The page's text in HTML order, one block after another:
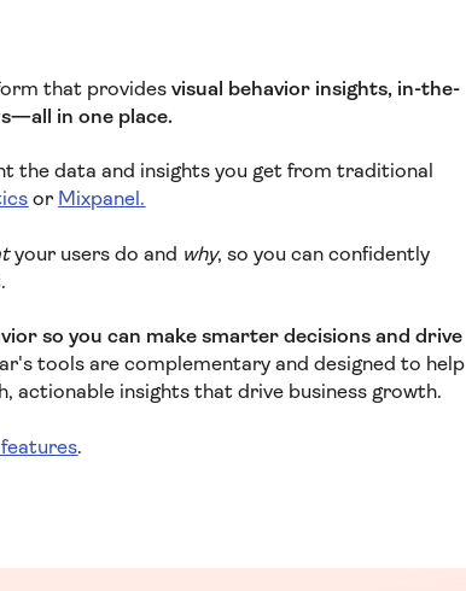
that providesvisual behavior insights, in-the-
in one place.
the data and insights you get from traditional
or Mixpanel.
your users do and why, so you can confidently
so you can make smarter decisions and drive
tools are complementary and designed to help
actionable insights that drive business growth.
.